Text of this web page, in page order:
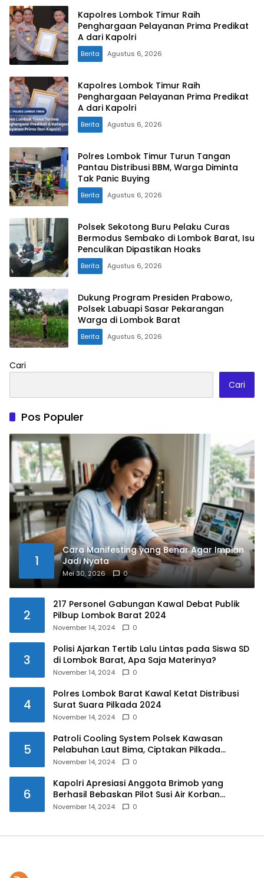
Kapolres Lombok Timur Raih
Penghargaan Pelayanan Prima Predikat
A dari Kapolri
Berita Agustus 6, 2026
Kapolres Lombok Timur Raih
Penghargaan Pelayanan Prima Predikat
A dari Kapolri
Berita Agustus 6, 2026
Polres Lombok Timur Turun Tangan
Pantau Distribusi BBM, Warga Diminta
Tak Panic Buying
Berita Agustus 6, 2026
Polsek Sekotong Buru Pelaku Curas
Bermodus Sembako di Lombok Barat, Isu
Penculikan Dipastikan Hoaks
Berita Agustus 6, 2026
Dukung Program Presiden Prabowo,
Polsek Labuapi Sasar Pekarangan
Warga di Lombok Barat
Berita Agustus 6, 2026
Cari
Cari
Pos Populer
1
Cara Manifesting yang Benar Agar Impian
Jadi Nyata
Mei 30, 2026 0
2
217 Personel Gabungan Kawal Debat Publik
Pilbup Lombok Barat 2024
November 14, 2024 0
3
Polisi Ajarkan Tertib Lalu Lintas pada Siswa SD
di Lombok Barat, Apa Saja Materinya?
November 14, 2024 0
4
Polres Lombok Barat Kawal Ketat Distribusi
Surat Suara Pilkada 2024
November 14, 2024 0
5
Patroli Cooling System Polsek Kawasan
Pelabuhan Laut Bima, Ciptakan Pilkada
Serentak 2024 yang Aman dan Damai
November 14, 2024 0
6
Kapolri Apresiasi Anggota Brimob yang
Berhasil Bebaskan Pilot Susi Air Korban
Penyanderaan KKB
November 14, 2024 0